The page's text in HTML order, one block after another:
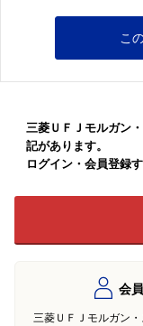
こ
三菱ＵＦＪモルガン
記があります。
ログイン・会員登録
会
三菱ＵＦＪモルガン